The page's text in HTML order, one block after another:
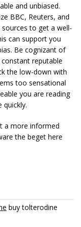
and unbiased.
BBC, Reuters, and
to get a well-
can support you
Be cognizant of
reputable
the low-down with
too sensational
you are reading
quickly.
a more informed
the beget here
buy tolterodine